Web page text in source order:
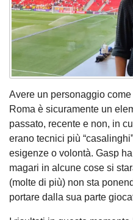
Avere un personaggio come
Roma è sicuramente un
passato, recente e non, in
erano tecnici più
esigenze o volontà. Gasp
magari in alcune cose si
(molte di più) non sta
portare dalla sua parte